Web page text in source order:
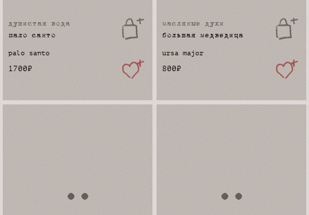
душистая вода
пало санто
palo santo
1700₽
масляные духи
большая медведица
ursa major
800₽